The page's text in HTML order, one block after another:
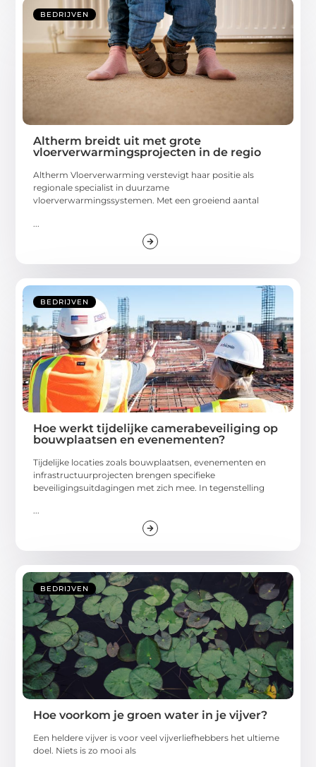
BEDRIJVEN
Altherm breidt uit met grote
vloerverwarmingsprojecten in de regio
Altherm Vloerverwarming verstevigt haar positie als
regionale specialist in duurzame
vloerverwarmingssystemen. Met een groeiend aantal
BEDRIJVEN
Hoe werkt tijdelijke camerabeveiliging op
bouwplaatsen en evenementen?
Tijdelijke locaties zoals bouwplaatsen, evenementen en
infrastructuurprojecten brengen specifieke
beveiligingsuitdagingen met zich mee. In tegenstelling
BEDRIJVEN
Hoe voorkom je groen water in je vijver?
Een heldere vijver is voor veel vijverliefhebbers het ultieme
doel. Niets is zo mooi als